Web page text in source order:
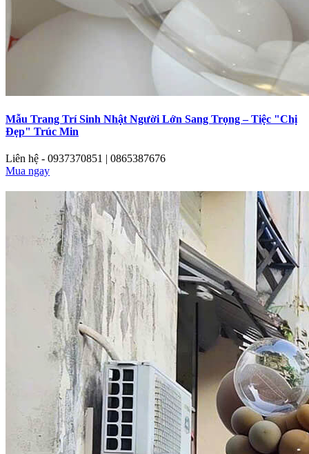
Mẫu Trang Trí Sinh Nhật Người Lớn Sang Trọng – Tiệc "Chị
Đẹp" Trúc Min
Liên hệ - 0937370851 | 0865387676
Mua ngay